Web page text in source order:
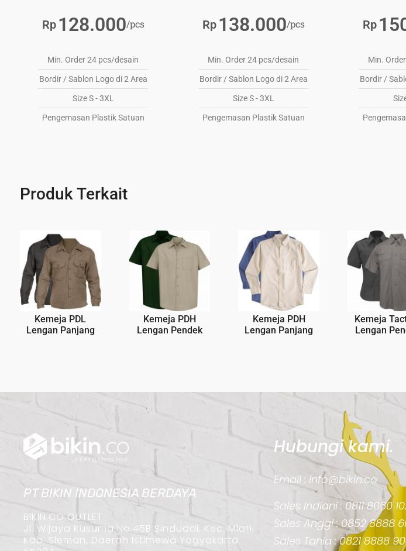
Rp 128.000/pcs
Min. Order 24 pcs/desain
Bordir / Sablon Logo di 2 Area
Size S - 3XL
Pengemasan Plastik Satuan
Rp 138.000/pcs
Min. Order 24 pcs/desain
Bordir / Sablon Logo di 2 Area
Size S - 3XL
Pengemasan Plastik Satuan
Rp
Min.
Bordir /
Produk Terkait
Kemeja PDL
Lengan Panjang
Kemeja PDH
Lengan Pendek
Kemeja PDH
Lengan Panjang
Kemeja
Lengan
PT BIKIN INDONESIA BERDAYA
BIKIN.CO OUTLET
Jl. Wijaya Kusuma No.45B Sinduadi, Kec. Mlati,
Kab. Sleman, Daerah Istimewa Yogyakarta
Hubungi kami.
Email : info@bikin.co
Sales Indiani :0811 8060
Sales Anggi :0852 8888
Sales Tania :0821 8888